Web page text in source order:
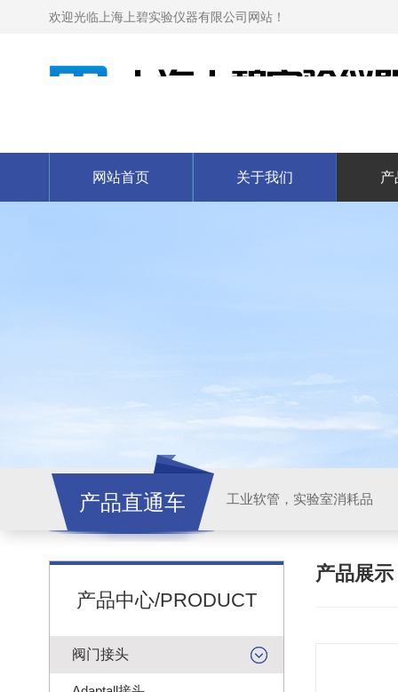
欢迎光临上海上碧实验仪器有限公司网站！
网站首页 关于我们 产
产品直通车 工业软管，实验室消耗品
产品中心/PRODUCT
阀门接头
产品展示